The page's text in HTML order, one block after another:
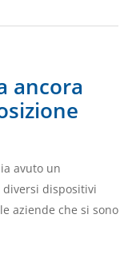
ancora
avuto un
dispositivi
aziende che si sono